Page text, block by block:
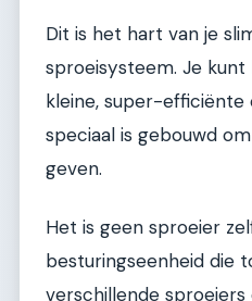
Dit is het hart van je
sproeisysteem. Je kunt
kleine, super-
speciaal is gebouwd
geven.
Het is geen sproeier
besturingseenheid die
verschillende